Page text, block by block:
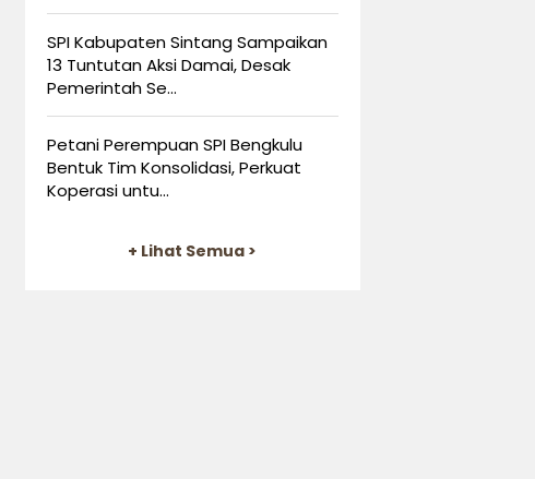
SPI Kabupaten Sintang Sampaikan
13 Tuntutan Aksi Damai, Desak
Pemerintah Se...
Petani Perempuan SPI Bengkulu
Bentuk Tim Konsolidasi, Perkuat
Koperasi untu...
+ Lihat Semua >